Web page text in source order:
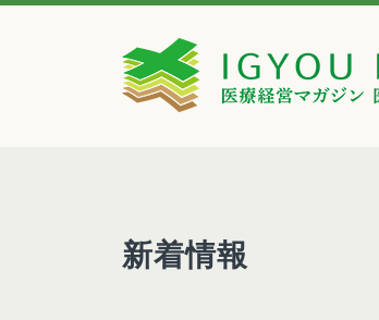
新着情報